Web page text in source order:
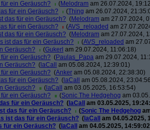
ein Geräusch?
(Melodram am 26.07.2024,
für ein Geräusch?
(Thing am 26.07.2024,
das für ein Geräusch? (Melodram am 27.07.2024,
für ein Geräusch?
(AVS_reloaded am
das für ein Geräusch? (Melodram am 27.07.2024,
ist das für ein Geräusch?
(AVS_reloaded am
Geräusch?
(Gukerl am 29.07.2024, 11:06:18)
ein Geräusch? (Paulas_Papa am 29.07.2024,
Geräusch? ( laCall
am 05.08.2024, 12:39:01)
ein Geräusch? (Anker am 05.08.2024, 22:38:30)
für ein Geräusch? ( laCall
am 05.08.2024,
Geräusch?
( laCall
am 03.05.2025, 16:53:54)
ein Geräusch?
(Sonic The Hedgehog am
für ein Geräusch? ( laCall
am 03.05.2025,
das für ein Geräusch?
(Sonic The Hedgehog
ist das für ein Geräusch? ( laCall
am 04.05.2025,
für ein Geräusch? ( laCall am 04.05.2025,